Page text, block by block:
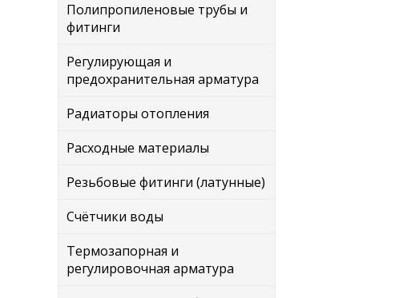
Полипропиленовые трубы и
фитинги
Регулирующая и
предохранительная арматура
Радиаторы отопления
Расходные материалы
Резьбовые фитинги (латунные)
Счётчики воды
Термозапорная и
регулировочная арматура